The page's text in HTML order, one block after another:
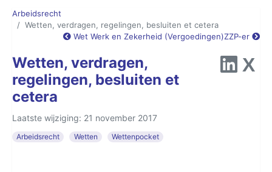
Arbeidsrecht
Wetten, verdragen, regelingen, besluiten et cetera
Wet Werk en Zekerheid (Vergoedingen)ZZP-er
Wetten, verdragen,
regelingen, besluiten et
cetera
Laatste wijziging: 21 november 2017
Arbeidsrecht Wetten Wettenpocket